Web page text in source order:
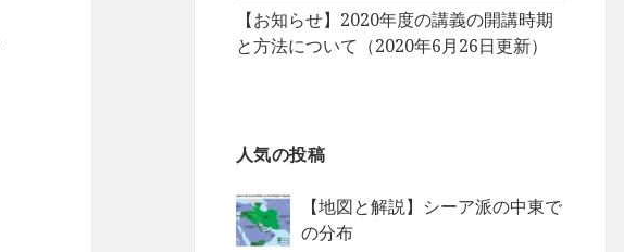
【お知らせ】2020年度の講義の開講時期
と方法について（2020年6月26日更新）
人気の投稿
【地図と解説】シーア派の中東で
の分布